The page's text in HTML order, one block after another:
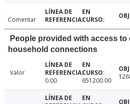
Comentar
People provided with access
household connections
Valor
0.00
651200.00